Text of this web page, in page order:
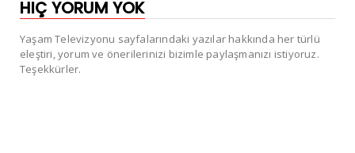
HIÇ YORUM YOK
Yaşam Televizyonu sayfalarındaki yazılar hakkında her türlü
eleştiri, yorum ve önerilerinizi bizimle paylaşmanızı istiyoruz.
Teşekkürler.